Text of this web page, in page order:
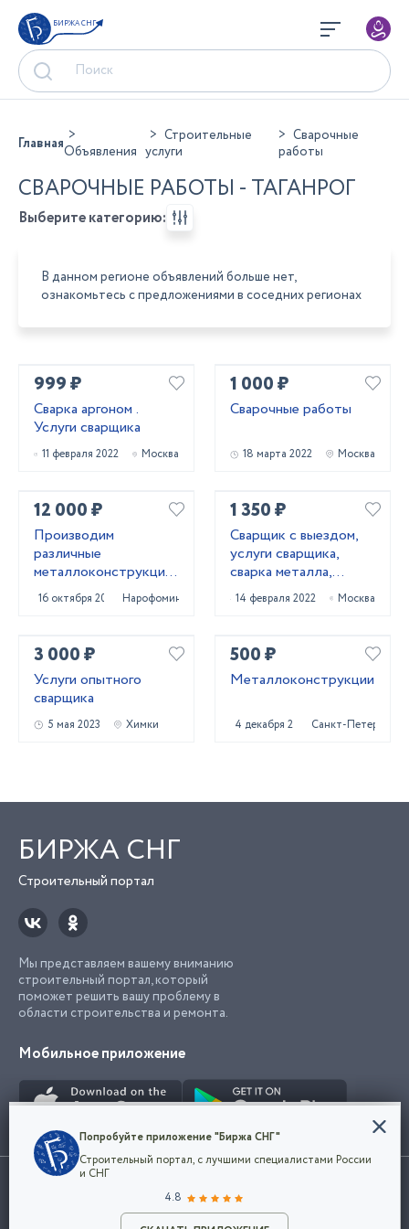
БИРЖА СНГ
Разместить объявление
ГлавнаяОбъявления
Строительные
услуги
Сварочные
работы
СВАРОЧНЫЕ РАБОТЫ - ТАГАНРОГ
Выберите категорию:
В данном регионе объявлений больше нет,
ознакомьтесь с предложениями в соседних регионах
999 ₽
Сварка аргоном .
Услуги сварщика
11 февраля 2022 Москва
1 000 ₽
Сварочные работы
18 марта 2022 Москва
12 000 ₽
Производим
различные
металлоконструкции
для дома и бизнеса
16 октября 2024 Нарофоминск
1 350 ₽
Сварщик с выездом,
услуги сварщика,
сварка металла,
ремонт ворот и
калиток
14 февраля 2022 Москва
3 000 ₽
Услуги опытного
сварщика
5 мая 2023 Химки
500 ₽
Металлоконструкции
4 декабря 2024 Санкт-Петербург
БИРЖА СНГ
Строительный портал
Мы представляем вашему вниманию
строительный портал, который
поможет решить вашу проблему в
области строительства и ремонта.
Мобильное приложение
Использование сайта, в том числе подача объявлений, означает
марки представленные на сайте являются собственностью их
Конфиденциальность
Мы используем файлы cookie, чтобы сделать
наш сайт удобным для каждого
Политикой конфиденциальности компании
и принимаете условия использования cookie.
Попробуйте приложение "Биржа СНГ"
Строительный портал, с лучшими специалистами России
и СНГ
4.8